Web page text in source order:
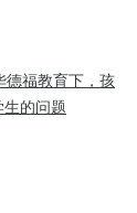
德福教育下，孩
的问题